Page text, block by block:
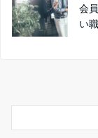
会
い